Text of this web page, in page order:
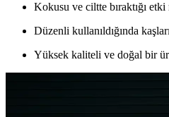
Kokusu ve ciltte bıraktığı etki
Düzenli kullanıldığında
Yüksek kaliteli ve doğal bir